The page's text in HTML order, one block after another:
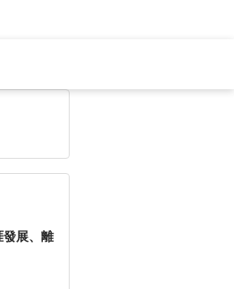
發展、離